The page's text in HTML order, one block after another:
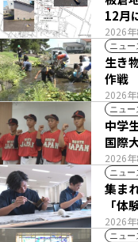
2026
12月
ニュー
2026
生き
作戦
ニュー
2026
中学
国際
ニュー
2026
集ま
「体
ニュー